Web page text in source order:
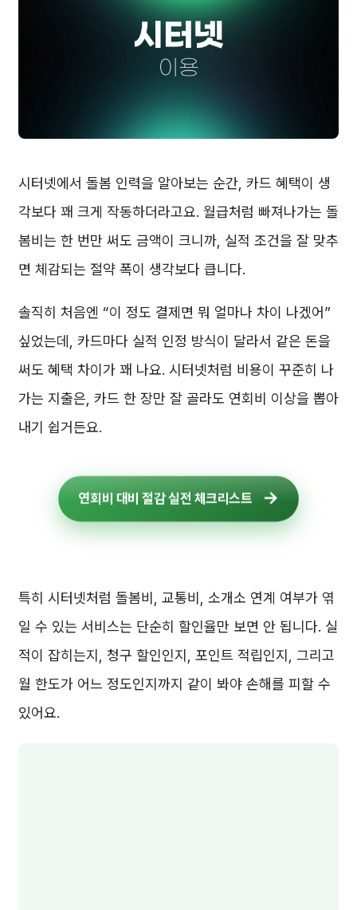
시터넷에서 돌봄 인력을 알아보는 순간, 카드 혜택이 생
각보다 꽤 크게 작동하더라고요. 월급처럼 빠져나가는 돌
봄비는 한 번만 써도 금액이 크니까, 실적 조건을 잘 맞추
면 체감되는 절약 폭이 생각보다 큽니다.
솔직히 처음엔 “이 정도 결제면 뭐 얼마나 차이 나겠어”
싶었는데, 카드마다 실적 인정 방식이 달라서 같은 돈을
써도 혜택 차이가 꽤 나요. 시터넷처럼 비용이 꾸준히 나
가는 지출은, 카드 한 장만 잘 골라도 연회비 이상을 뽑아
내기 쉽거든요.
연회비 대비 절감 실전 체크리스트
특히 시터넷처럼 돌봄비, 교통비, 소개소 연계 여부가 엮
일 수 있는 서비스는 단순히 할인율만 보면 안 됩니다. 실
적이 잡히는지, 청구 할인인지, 포인트 적립인지, 그리고
월 한도가 어느 정도인지까지 같이 봐야 손해를 피할 수
있어요.